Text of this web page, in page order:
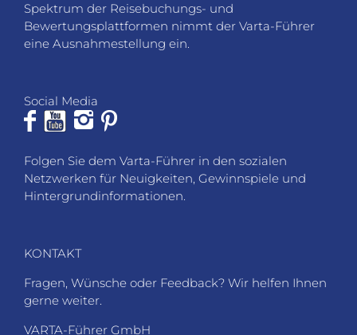
Spektrum der Reisebuchungs- und
Bewertungsplattformen nimmt der Varta-Führer
eine Ausnahmestellung ein.
Social Media
Folgen Sie dem Varta-Führer in den sozialen
Netzwerken für Neuigkeiten, Gewinnspiele und
Hintergrundinformationen.
KONTAKT
Fragen, Wünsche oder Feedback? Wir helfen Ihnen
gerne weiter.
VARTA-Führer GmbH